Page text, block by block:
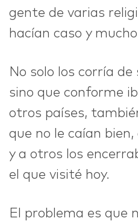
gente de varias
hacían caso y
No solo los corría
sino que conforme
otros países,
que no le caían
y a otros los
el que visité hoy.
El problema es que